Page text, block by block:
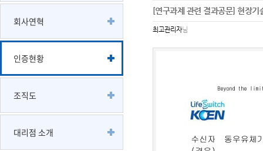
회사연혁
인증현황
조직도
대리점 소개
[연구과제 관련 결과공문] 현장
최고관리자님